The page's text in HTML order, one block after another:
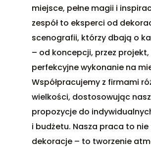
miejsce, pełne magii i
zespół to eksperci od
scenografii, którzy dbają o
– od koncepcji, przez projekt,
perfekcyjne wykonanie na
Współpracujemy z firmami
wielkości, dostosowując
propozycje do
i budżetu. Nasza praca to
dekoracje – to tworzenie